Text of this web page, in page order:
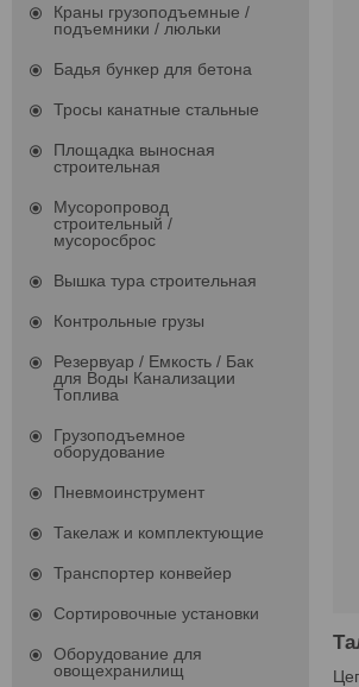
Краны грузоподъемные /
подъемники / люльки
Бадья бункер для бетона
Тросы канатные стальные
Площадка выносная
строительная
Мусоропровод
строительный /
мусоросброс
Вышка тура строительная
Контрольные грузы
Резервуар / Емкость / Бак
для Воды Канализации
Топлива
Грузоподъемное
оборудование
Пневмоинструмент
Такелаж и комплектующие
Транспортер конвейер
Сортировочные установки
Оборудование для
овощехранилищ